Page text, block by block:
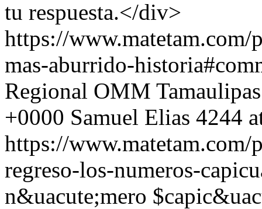
tu respuesta.</div>
https://
mas-aburrido-
Regional OMM
+0000 Samuel Elias 4244
https://
regreso-los-numeros-
n&uacute;mero